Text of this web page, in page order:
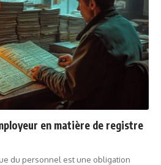
en matière de registre
du personnel est une obligation